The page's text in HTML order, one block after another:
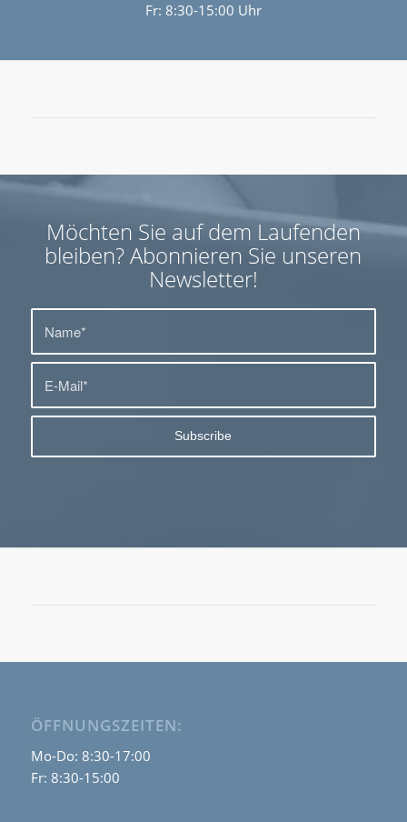
Fr: 8:30-15:00 Uhr
Möchten Sie auf dem Laufenden
bleiben? Abonnieren Sie unseren
Newsletter!
ÖFFNUNGSZEITEN:
Mo-Do: 8:30-17:00
Fr: 8:30-15:00